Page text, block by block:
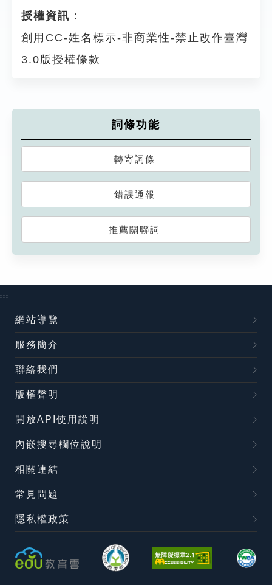
授權資訊：
創用CC-姓名標示-非商業性-禁止改作臺灣
3.0版授權條款
詞條功能
轉寄詞條
錯誤通報
推薦關聯詞
:::
網站導覽
服務簡介
聯絡我們
版權聲明
開放API使用說明
內嵌搜尋欄位說明
相關連結
常見問題
隱私權政策